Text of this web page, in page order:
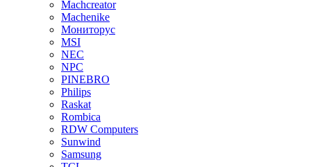
Machcreator
Machenike
Мониторус
MSI
NEC
NPC
PINEBRO
Philips
Raskat
Rombica
RDW Computers
Sunwind
Samsung